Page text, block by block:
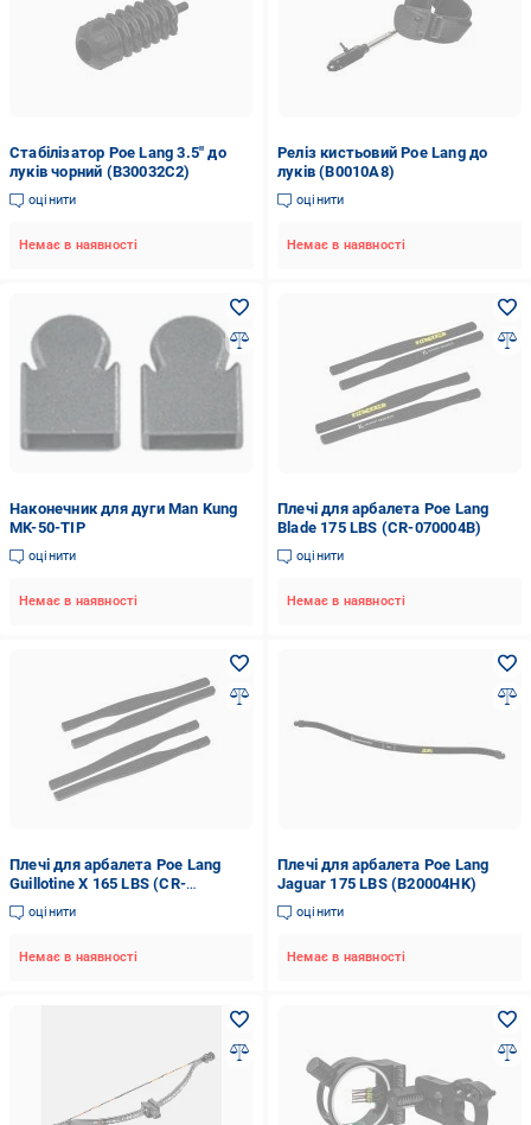
Стабілізатор Poe Lang 3.5" до
луків чорний (B30032C2)
оцінити
Немає в наявності
Реліз кистьовий Poe Lang до
луків (B0010A8)
оцінити
Немає в наявності
Наконечник для дуги Man Kung
MK-50-TIP
оцінити
Немає в наявності
Плечі для арбалета Poe Lang
Blade 175 LBS (CR-070004B)
оцінити
Немає в наявності
Плечі для арбалета Poe Lang
Guillotine X 165 LBS (CR-
062004B1)
оцінити
Немає в наявності
Плечі для арбалета Poe Lang
Jaguar 175 LBS (B20004HK)
оцінити
Немає в наявності